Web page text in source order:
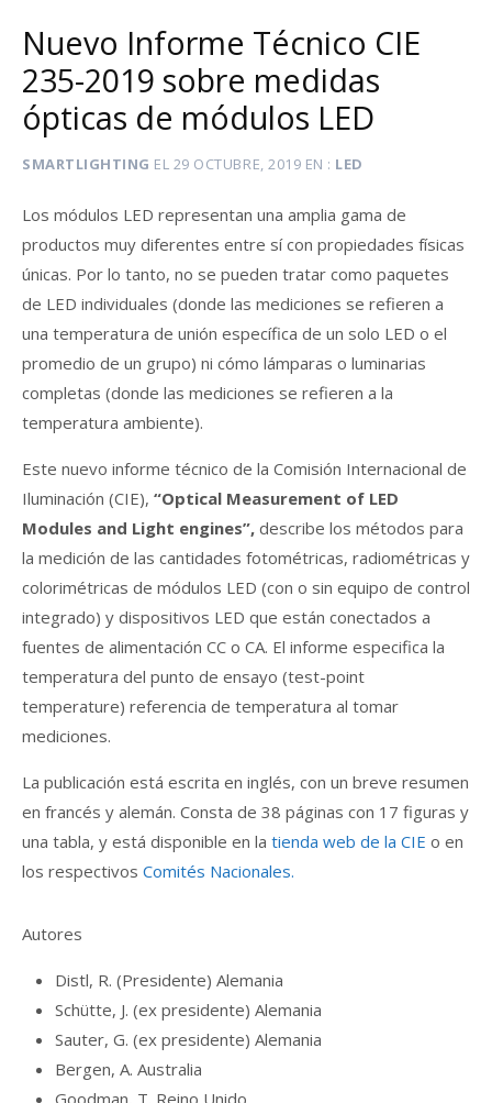
Nuevo Informe Técnico CIE
235-2019 sobre medidas
ópticas de módulos LED
SMARTLIGHTING EL 29 OCTUBRE, 2019 EN LED
Los módulos LED representan una amplia gama de
productos muy diferentes entre sí con propiedades físicas
únicas. Por lo tanto, no se pueden tratar como paquetes
de LED individuales (donde las mediciones se refieren a
una temperatura de unión específica de un solo LED o el
promedio de un grupo) ni cómo lámparas o luminarias
completas (donde las mediciones se refieren a la
temperatura ambiente).
Este nuevo informe técnico de la Comisión Internacional de
Iluminación (CIE), “Optical Measurement of LED
Modules and Light engines”, describe los métodos para
la medición de las cantidades fotométricas, radiométricas y
colorimétricas de módulos LED (con o sin equipo de control
integrado) y dispositivos LED que están conectados a
fuentes de alimentación CC o CA. El informe especifica la
temperatura del punto de ensayo (test-point
temperature) referencia de temperatura al tomar
mediciones.
La publicación está escrita en inglés, con un breve resumen
en francés y alemán. Consta de 38 páginas con 17 figuras y
una tabla, y está disponible en la tienda web de la CIE o en
los respectivos Comités Nacionales.
Autores
Distl, R. (Presidente) Alemania
Schütte, J. (ex presidente) Alemania
Sauter, G. (ex presidente) Alemania
Bergen, A. Australia
Goodman, T. Reino Unido